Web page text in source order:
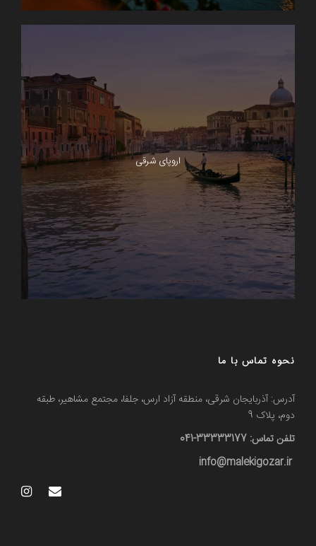
اروپای شرقی
نحوه تماس با ما
آدرس: آذربایجان شرقی، منطقه آزاد ارس، جلفا، مجتمع مشاهیر، طبقه
دوم، پلاک 9
تلفن تماس: 33333177-041
info@malekigozar.ir